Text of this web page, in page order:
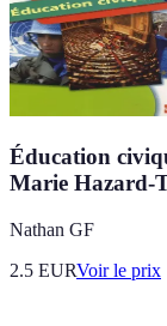
Éducation
Marie Hazard-
Nathan GF
2.5 EURVoir le prix